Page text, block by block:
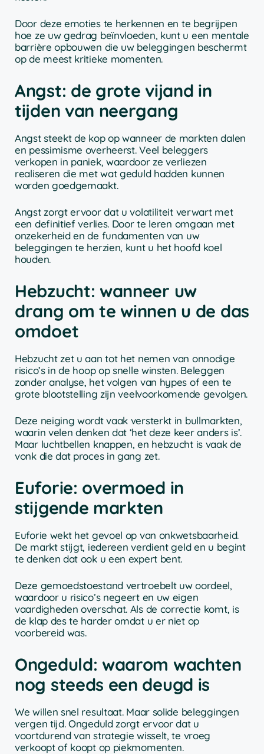
Door deze emoties te herkennen en te begrijpen
hoe ze uw gedrag beïnvloeden, kunt u een mentale
barrière opbouwen die uw beleggingen beschermt
op de meest kritieke momenten.
Angst: de grote vijand in
tijden van neergang
Angst steekt de kop op wanneer de markten dalen
en pessimisme overheerst. Veel beleggers
verkopen in paniek, waardoor ze verliezen
realiseren die met wat geduld hadden kunnen
worden goedgemaakt.
Angst zorgt ervoor dat u volatiliteit verwart met
een definitief verlies. Door te leren omgaan met
onzekerheid en de fundamenten van uw
beleggingen te herzien, kunt u het hoofd koel
houden.
Hebzucht: wanneer uw
drang om te winnen u de das
omdoet
Hebzucht zet u aan tot het nemen van onnodige
risico’s in de hoop op snelle winsten. Beleggen
zonder analyse, het volgen van hypes of een te
grote blootstelling zijn veelvoorkomende gevolgen.
Deze neiging wordt vaak versterkt in bullmarkten,
waarin velen denken dat ‘het deze keer anders is’.
Maar luchtbellen knappen, en hebzucht is vaak de
vonk die dat proces in gang zet.
Euforie: overmoed in
stijgende markten
Euforie wekt het gevoel op van onkwetsbaarheid.
De markt stijgt, iedereen verdient geld en u begint
te denken dat ook u een expert bent.
Deze gemoedstoestand vertroebelt uw oordeel,
waardoor u risico’s negeert en uw eigen
vaardigheden overschat. Als de correctie komt, is
de klap des te harder omdat u er niet op
voorbereid was.
Ongeduld: waarom wachten
nog steeds een deugd is
We willen snel resultaat. Maar solide beleggingen
vergen tijd. Ongeduld zorgt ervoor dat u
voortdurend van strategie wisselt, te vroeg
verkoopt of koopt op piekmomenten.